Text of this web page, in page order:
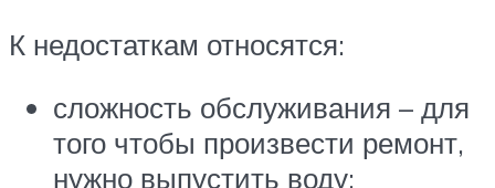
К недостаткам относятся:
сложность обслуживания – для
того чтобы произвести ремонт,
нужно выпустить воду;